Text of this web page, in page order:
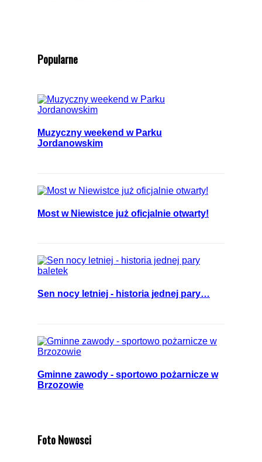
Popularne
Muzyczny weekend w Parku
Jordanowskim
Most w Niewistce już oficjalnie otwarty!
Sen nocy letniej - historia jednej pary…
Gminne zawody - sportowo pożarnicze w
Brzozowie
Foto Nowosci